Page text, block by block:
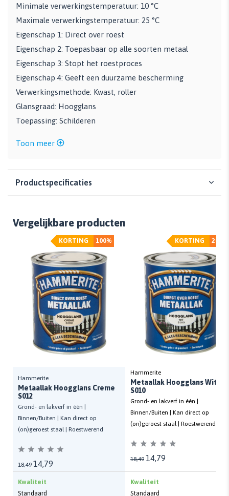
Minimale verwerkingstemperatuur: 10 °C
Maximale verwerkingstemperatuur: 25 °C
Eigenschap 1: Direct over roest
Eigenschap 2: Toepasbaar op alle soorten metaal
Eigenschap 3: Stopt het roestproces
Eigenschap 4: Geeft een duurzame bescherming
Verwerkingsmethode: Kwast, roller
Glansgraad: Hoogglans
Toepassing: Schilderen
Toon meer
Productspecificaties
Vergelijkbare producten
100%
KORTING
Hammerite
Metaallak Hoogglans Creme
S012
Grond- en lakverf in één |
Binnen/Buiten | Kan direct op
(on)geroest staal | Roestwerend
18,49 14,79
Kwaliteit
Standaard
20%
KORTING
Hammerite
Metaallak Hoogglans Wit
S010
Grond- en lakverf in één |
Binnen/Buiten | Kan direct op
(on)geroest staal | Roestwerend
18,49 14,79
Kwaliteit
Standaard